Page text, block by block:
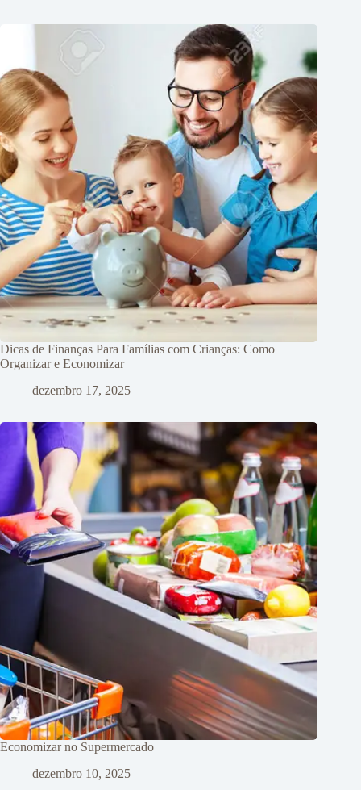
Dicas de Finanças Para Famílias com Crianças: Como
Organizar e Economizar
dezembro 17, 2025
Economizar no Supermercado
dezembro 10, 2025